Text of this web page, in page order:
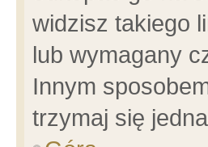
widzisz takiego
lub wymagany
Innym
trzymaj się